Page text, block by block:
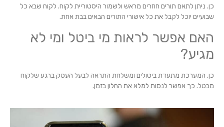
כן. ניתן לתאם תורים חוזרים מראש ולשמור היסטוריית לקוח. לקוח שבא כל
שבועיים יוכל לקבל את כל אישורי התורים הבאים בבת אחת.
האם אפשר לראות מי ביטל ומי לא
מגיע?
כן. המערכת מתעדת ביטולים ומשלחת התראה לבעל העסק ברגע שלקוח
מבטל. כך אפשר לנסות למלא את החלון בזמן.